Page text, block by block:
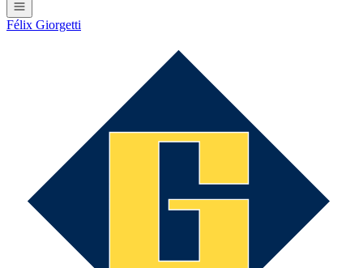
Félix Giorgetti